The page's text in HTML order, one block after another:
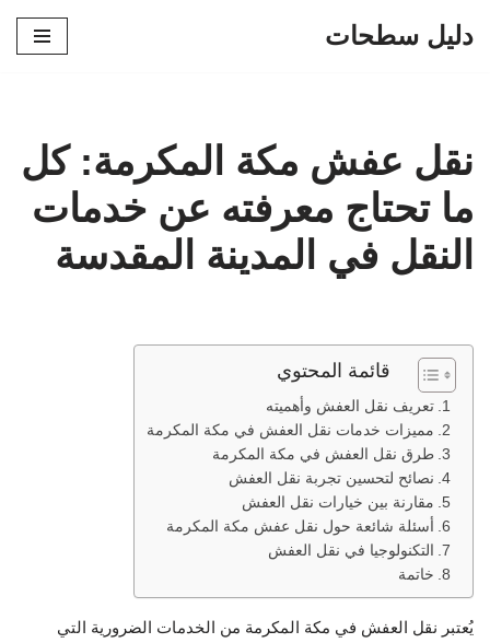
دليل سطحات
نقل عفش مكة المكرمة: كل
ما تحتاج معرفته عن خدمات
النقل في المدينة المقدسة
قائمة المحتوي
تعريف نقل العفش وأهميته
مميزات خدمات نقل العفش في مكة المكرمة
طرق نقل العفش في مكة المكرمة
نصائح لتحسين تجربة نقل العفش
مقارنة بين خيارات نقل العفش
أسئلة شائعة حول نقل عفش مكة المكرمة
التكنولوجيا في نقل العفش
خاتمة
يُعتبر نقل العفش في مكة المكرمة من الخدمات الضرورية التي